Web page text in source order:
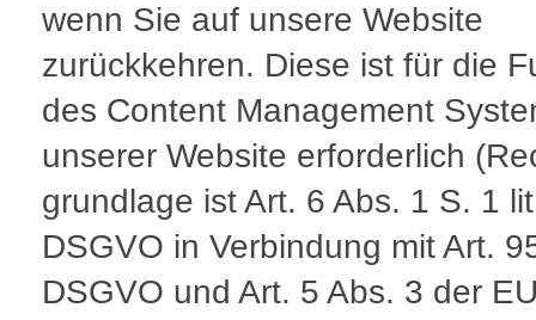
wenn Sie auf unsere Website
zurückkehren. Diese ist für die
des Content Management
unserer Website erforderlich
grundlage ist Art. 6 Abs. 1 S. 1
DSGVO in Verbindung mit Art.
DSGVO und Art. 5 Abs. 3 der